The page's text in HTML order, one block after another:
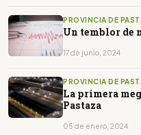
PROVINCIA DE
Un temblor de
17 de junio, 2024
PROVINCIA DE
La primera
Pastaza
05 de enero, 2024